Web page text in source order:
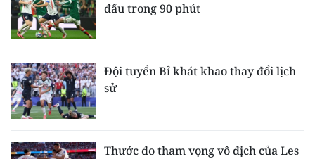
KINH TẾ
XÃ HỘI
PHÁP LUẬT
DU LỊCH
đấu trong 90 phút
Đội tuyển Bỉ khát khao thay đổi lịch
sử
Thước đo tham vọng vô địch của Les